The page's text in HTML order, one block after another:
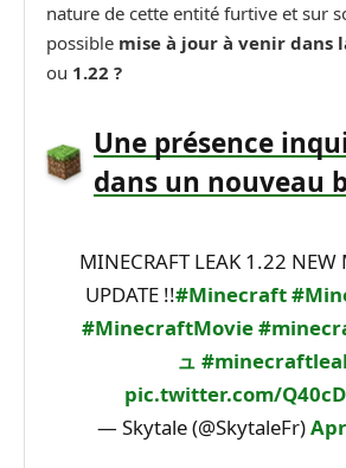
nature de cette entité furtive et sur
possible mise à jour à venir dans
ou 1.22 ?
Une présence
dans un nouveau
MINECRAFT LEAK 1.22 NEW
UPDATE !!#Minecraft
#MinecraftMovie
ュ
pic.twitter.com/
— Skytale (@SkytaleFr)